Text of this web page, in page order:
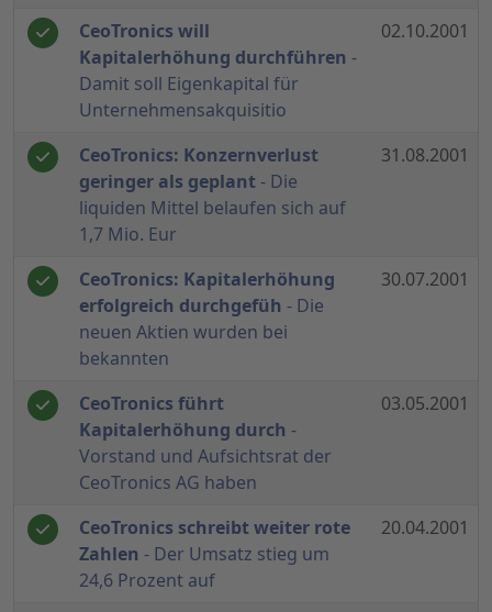
CeoTronics will
Kapitalerhöhung durchführen -
Damit soll Eigenkapital für
Unternehmensakquisitio
02.10.2001
CeoTronics: Konzernverlust
geringer als geplant - Die
liquiden Mittel belaufen sich auf
1,7 Mio. Eur
31.08.2001
CeoTronics: Kapitalerhöhung
erfolgreich durchgefüh - Die
neuen Aktien wurden bei
bekannten
30.07.2001
CeoTronics führt
Kapitalerhöhung durch -
Vorstand und Aufsichtsrat der
CeoTronics AG haben
03.05.2001
CeoTronics schreibt weiter rote
Zahlen - Der Umsatz stieg um
24,6 Prozent auf
20.04.2001